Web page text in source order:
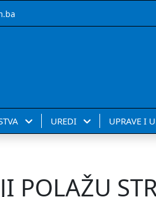
UREDI UPRAVE I
POLAŽU